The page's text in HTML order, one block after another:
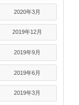
2020年3月
2019年12月
2019年9月
2019年6月
2019年3月